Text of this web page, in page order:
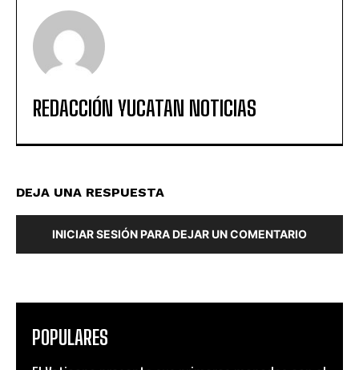
REDACCIÓN YUCATAN NOTICIAS
DEJA UNA RESPUESTA
INICIAR SESIÓN PARA DEJAR UN COMENTARIO
POPULARES